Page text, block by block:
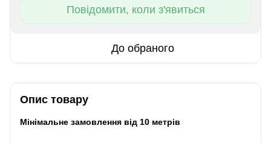
Повідомити, коли з'явиться
До обраного
Опис товару
Мінімальне замовлення від 10 метрів